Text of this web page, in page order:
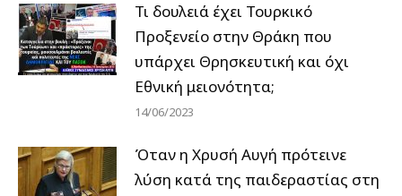
Τι δουλειά έχει Τουρκικό
Προξενείο στην Θράκη που
υπάρχει Θρησκευτική και όχι
Εθνική μειονότητα;
14/06/2023
Όταν η Χρυσή Αυγή πρότεινε
λύση κατά της παιδεραστίας στη